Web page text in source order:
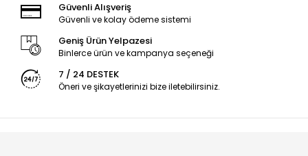
Güvenli Alışveriş
Güvenli ve kolay ödeme sistemi
Geniş Ürün Yelpazesi
Binlerce ürün ve kampanya seçeneği
7 / 24 DESTEK
Öneri ve şikayetlerinizi bize iletebilirsiniz.